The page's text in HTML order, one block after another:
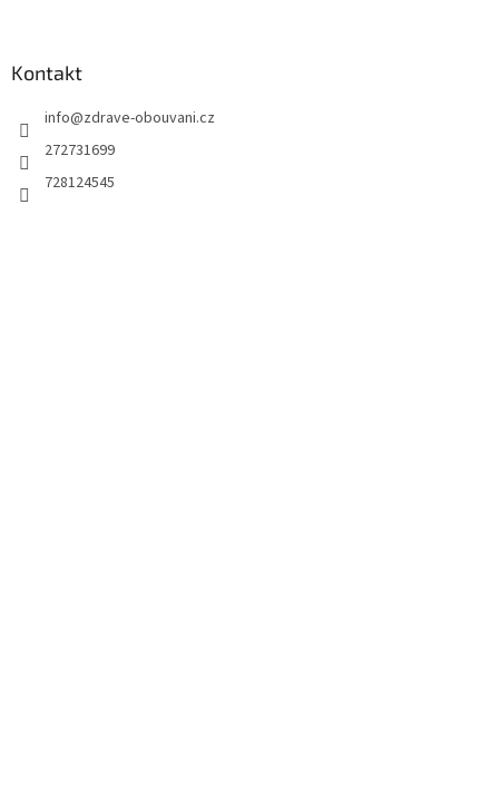
Kontakt
info@zdrave-obouvani.cz
272731699
728124545